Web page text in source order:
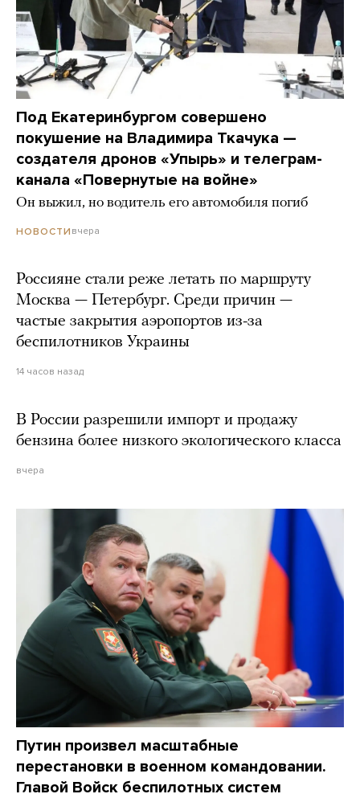
Под Екатеринбургом совершено
покушение на Владимира Ткачука —
создателя дронов «Упырь» и телеграм-
канала «Повернутые на войне»
Он выжил, но водитель его автомобиля погиб
НОВОСТИ вчера
Россияне стали реже летать по маршруту
Москва — Петербург. Среди причин —
частые закрытия аэропортов из-за
беспилотников Украины
14 часов назад
В России разрешили импорт и продажу
бензина более низкого экологического класса
вчера
Путин произвел масштабные
перестановки в военном командовании.
Главой Войск беспилотных систем